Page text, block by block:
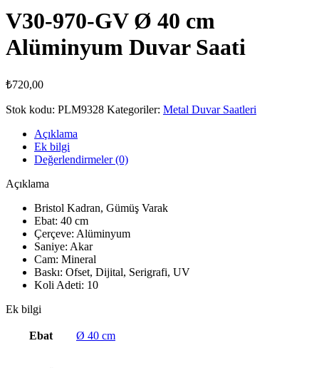
V30-970-GV Ø 40 cm
Alüminyum Duvar Saati
₺720,00
Stok kodu: PLM9328 Kategoriler: Metal Duvar Saatleri
Açıklama
Ek bilgi
Değerlendirmeler (0)
Açıklama
Bristol Kadran, Gümüş Varak
Ebat: 40 cm
Çerçeve: Alüminyum
Saniye: Akar
Cam: Mineral
Baskı: Ofset, Dijital, Serigrafi, UV
Koli Adeti: 10
Ek bilgi
Ebat Ø 40 cm